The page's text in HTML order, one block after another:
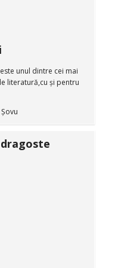
unul dintre cei mai
literatură,cu și pentru